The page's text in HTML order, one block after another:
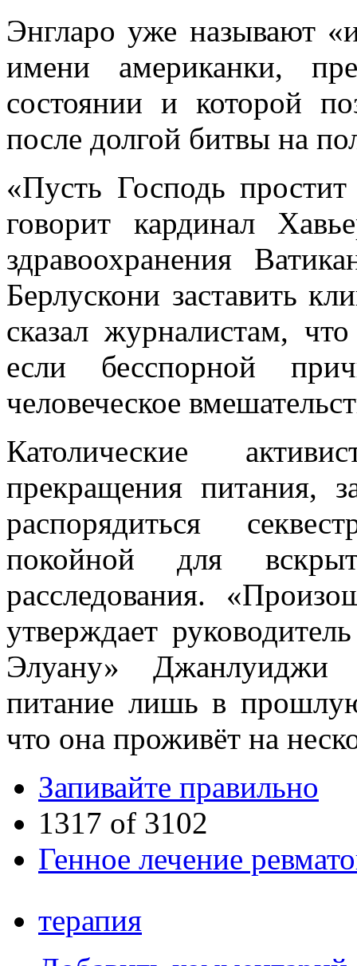
Энгларо уже называют
имени американки,
состоянии и которой
после долгой битвы на
«Пусть Господь
говорит кардинал
здравоохранения
Берлускони заставить
сказал журналистам,
если бесспорной
человеческое
Католические
прекращения питания,
распорядиться
покойной для
расследования.
утверждает
Элуану» Джанлуиджи
питание лишь в
что она проживёт на
Запивайте правильно
1317 of 3102
Генное лечение
терапия